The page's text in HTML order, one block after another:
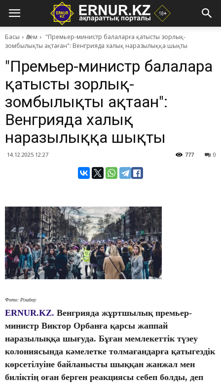
Басы Әлем
"Премьер-министр балаларға қатысты зорлық-
зомбылықты ақтаған": Венгрияда халық наразылыққа шықты
"Премьер-министр балаларға
қатысты зорлық-
зомбылықты ақтаған":
Венгрияда халық
наразылыққа шықты
14.12.2025 12:27 0
777
Фото: Pixabay
ERNUR.KZ. Венгрияда жұртшылық премьер-
министр Виктор Орбанға қарсы жаппай
наразылыққа шығуда. Бұған мемлекеттік түзеу
колониясында кәмелетке толмағандарға қатыгездік
көрсетілуіне байланысты шыққан жанжал мен
биліктің оған берген реакциясы себеп болды, деп